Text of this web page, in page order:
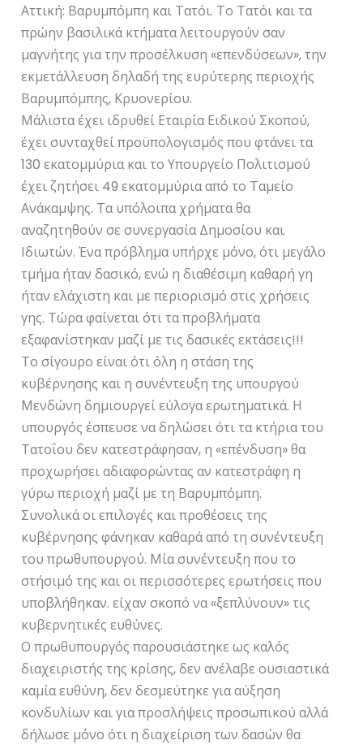
Αττική: Βαρυμπόμπη και Τατόι. Το Τατόι και τα
πρώην βασιλικά κτήματα λειτουργούν σαν
μαγνήτης για την προσέλκυση «επενδύσεων», την
εκμετάλλευση δηλαδή της ευρύτερης περιοχής
Βαρυμπόμπης, Κρυονερίου.
Μάλιστα έχει ιδρυθεί Εταιρία Ειδικού Σκοπού,
έχει συνταχθεί προϋπολογισμός που φτάνει τα
130 εκατομμύρια και το Υπουργείο Πολιτισμού
έχει ζητήσει 49 εκατομμύρια από το Ταμείο
Ανάκαμψης. Τα υπόλοιπα χρήματα θα
αναζητηθούν σε συνεργασία Δημοσίου και
Ιδιωτών. Ένα πρόβλημα υπήρχε μόνο, ότι μεγάλο
τμήμα ήταν δασικό, ενώ η διαθέσιμη καθαρή γη
ήταν ελάχιστη και με περιορισμό στις χρήσεις
γης. Τώρα φαίνεται ότι τα προβλήματα
εξαφανίστηκαν μαζί με τις δασικές εκτάσεις!!!
Το σίγουρο είναι ότι όλη η στάση της
κυβέρνησης και η συνέντευξη της υπουργού
Μενδώνη δημιουργεί εύλογα ερωτηματικά. Η
υπουργός έσπευσε να δηλώσει ότι τα κτήρια του
Τατοΐου δεν κατεστράφησαν, η «επένδυση» θα
προχωρήσει αδιαφορώντας αν κατεστράφη η
γύρω περιοχή μαζί με τη Βαρυμπόμπη.
Συνολικά οι επιλογές και προθέσεις της
κυβέρνησης φάνηκαν καθαρά από τη συνέντευξη
του πρωθυπουργού. Μία συνέντευξη που το
στήσιμό της και οι περισσότερες ερωτήσεις που
υποβλήθηκαν. είχαν σκοπό να «ξεπλύνουν» τις
κυβερνητικές ευθύνες.
Ο πρωθυπουργός παρουσιάστηκε ως καλός
διαχειριστής της κρίσης, δεν ανέλαβε ουσιαστικά
καμία ευθύνη, δεν δεσμεύτηκε για αύξηση
κονδυλίων και για προσλήψεις προσωπικού αλλά
δήλωσε μόνο ότι η διαχείριση των δασών θα